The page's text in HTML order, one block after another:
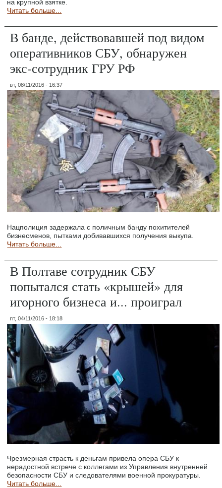
на крупной взятке.
Читать больше...
В банде, действовавшей под видом
оперативников СБУ, обнаружен
экс-сотрудник ГРУ РФ
вт, 08/11/2016 - 16:37
Нацполиция задержала с поличным банду похитителей
бизнесменов, пытками добивавшихся получения выкупа.
Читать больше...
В Полтаве сотрудник СБУ
попытался стать «крышей» для
игорного бизнеса и... проиграл
пт, 04/11/2016 - 18:18
Чрезмерная страсть к деньгам привела опера СБУ к
нерадостной встрече с коллегами из Управления внутренней
безопасности СБУ и следователями военной прокуратуры.
Читать больше...